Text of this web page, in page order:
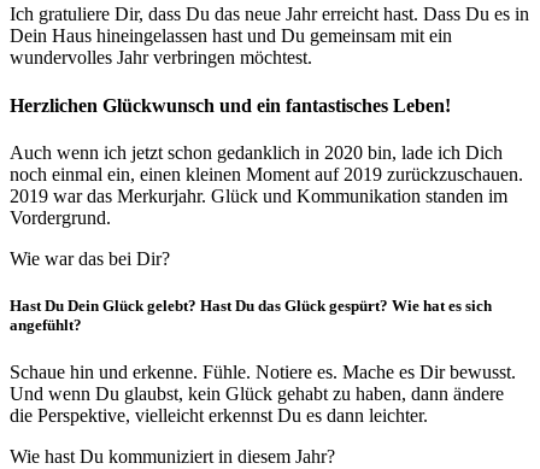
Ich gratuliere Dir, dass Du das neue Jahr erreicht hast. Dass Du es in
Dein Haus hineingelassen hast und Du gemeinsam mit ein
wundervolles Jahr verbringen möchtest.
Herzlichen Glückwunsch und ein fantastisches Leben!
Auch wenn ich jetzt schon gedanklich in 2020 bin, lade ich Dich
noch einmal ein, einen kleinen Moment auf 2019 zurückzuschauen.
2019 war das Merkurjahr. Glück und Kommunikation standen im
Vordergrund.
Wie war das bei Dir?
Hast Du Dein Glück gelebt? Hast Du das Glück gespürt? Wie hat es sich
angefühlt?
Schaue hin und erkenne. Fühle. Notiere es. Mache es Dir bewusst.
Und wenn Du glaubst, kein Glück gehabt zu haben, dann ändere
die Perspektive, vielleicht erkennst Du es dann leichter.
Wie hast Du kommuniziert in diesem Jahr?